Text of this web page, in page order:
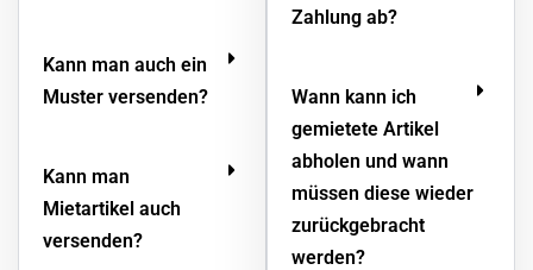
Kann man auch ein
Muster versenden?
Kann man
Mietartikel auch
versenden?
Zahlung ab?
Wann kann ich
gemietete Artikel
abholen und wann
müssen diese wieder
zurückgebracht
werden?